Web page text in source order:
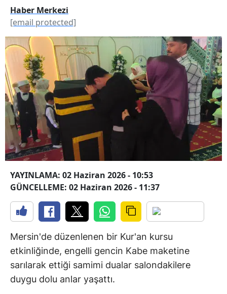
Haber Merkezi
[email protected]
YAYINLAMA: 02 Haziran 2026 - 10:53
GÜNCELLEME: 02 Haziran 2026 - 11:37
Mersin'de düzenlenen bir Kur'an kursu
etkinliğinde, engelli gencin Kabe maketine
sarılarak ettiği samimi dualar salondakilere
duygu dolu anlar yaşattı.